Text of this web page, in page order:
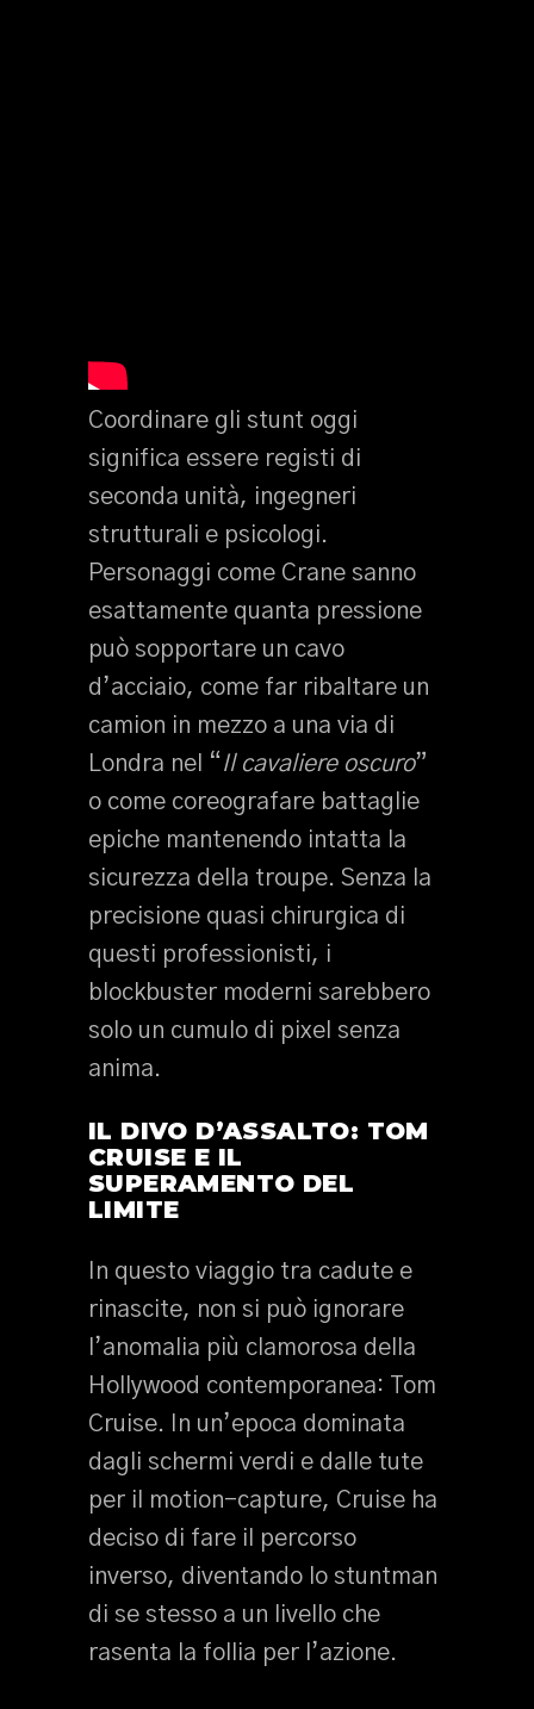
Coordinare gli stunt oggi
significa essere registi di
seconda unità, ingegneri
strutturali e psicologi.
Personaggi come Crane sanno
esattamente quanta pressione
può sopportare un cavo
d’acciaio, come far ribaltare un
camion in mezzo a una via di
Londra nel “Il cavaliere oscuro”
o come coreografare battaglie
epiche mantenendo intatta la
sicurezza della troupe. Senza la
precisione quasi chirurgica di
questi professionisti, i
blockbuster moderni sarebbero
solo un cumulo di pixel senza
anima.
IL DIVO D’ASSALTO: TOM
CRUISE E IL
SUPERAMENTO DEL
LIMITE
In questo viaggio tra cadute e
rinascite, non si può ignorare
l’anomalia più clamorosa della
Hollywood contemporanea: Tom
Cruise. In un’epoca dominata
dagli schermi verdi e dalle tute
per il motion-capture, Cruise ha
deciso di fare il percorso
inverso, diventando lo stuntman
di se stesso a un livello che
rasenta la follia per l’azione.